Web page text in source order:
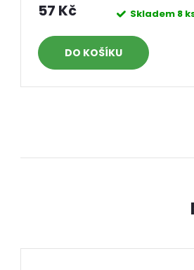
57 Kč Skladem 8
DO KOŠÍKU